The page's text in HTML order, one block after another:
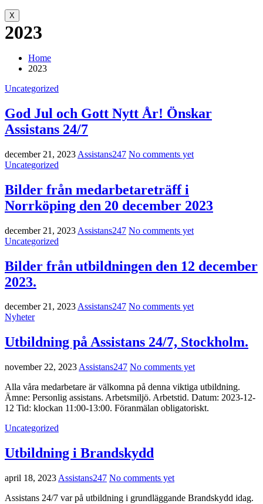
X
2023
Home
2023
Uncategorized
God Jul och Gott Nytt År! Önskar
Assistans 24/7
december 21, 2023 Assistans247 No comments yet
Uncategorized
Bilder från medarbetareträff i
Norrköping den 20 december 2023
december 21, 2023 Assistans247 No comments yet
Uncategorized
Bilder från utbildningen den 12 december
2023.
december 21, 2023Assistans247 No comments yet
Nyheter
Utbildning på Assistans 24/7, Stockholm.
november 22, 2023 Assistans247 No comments yet
Alla våra medarbetare är välkomna på denna viktiga utbildning.
Ämne: Personlig assistans. Arbetsmiljö. Arbetstid. Datum: 2023-12-
12 Tid: klockan 11:00-13:00. Föranmälan obligatoriskt.
Uncategorized
Utbildning i Brandskydd
april 18, 2023 Assistans247 No comments yet
Assistans 24/7 var på utbildning i grundläggande Brandskydd idag.